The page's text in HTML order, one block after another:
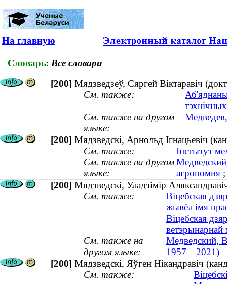
На главную
Словарь: Все словари
[200] Мядзведзеў, Сяргей Віктаравіч
См. также:
См. также на другом
языке:
[200] Мядзведскі, Арнольд Ігнацьевіч
См. также:
Інстытут
См. также на другом
языке:
агрономия
[200] Мядзведскі, Уладзімір
См. также:
Віцебская
жывёл імя
Віцебская
См. также на
другом языке:
Медведский,
1957—2021)
[200] Мядзведскі, Яўген Нікандравіч
См. также: